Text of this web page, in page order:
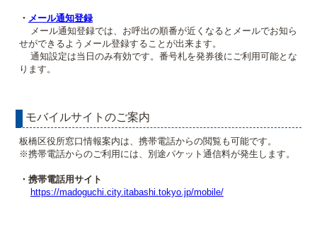
・ メール通知登録
メール通知登録では、お呼出の順番が近くなるとメールでお知ら
せができるようメール登録することが出来ます。
通知設定は当日のみ有効です。番号札を発券後にご利用可能とな
ります。
モバイルサイトのご案内
板橋区役所窓口情報案内は、携帯電話からの閲覧も可能です。
※携帯電話からのご利用には、別途パケット通信料が発生します。
・携帯電話用サイト
https://madoguchi.city.itabashi.tokyo.jp/mobile/